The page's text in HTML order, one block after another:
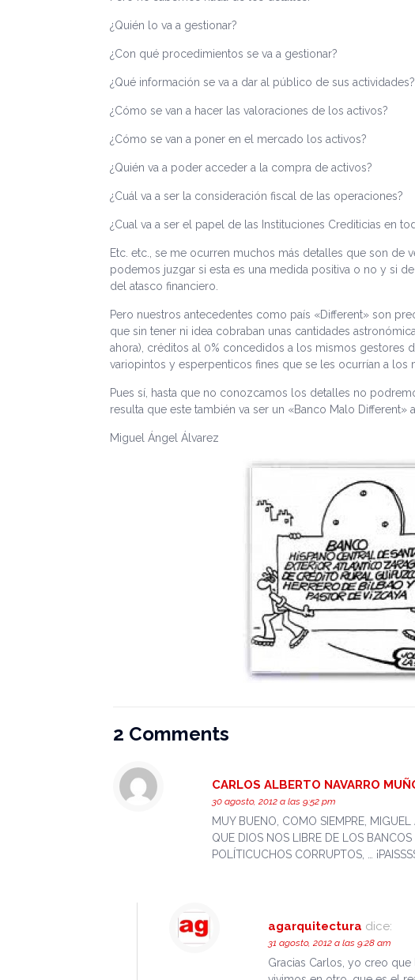
¿Quién lo va a gestionar?
¿Con qué procedimientos se va a gestionar?
¿Qué información se va a dar al público de sus actividades?
¿Cómo se van a hacer las valoraciones de los activos?
¿Cómo se van a poner en el mercado los activos?
¿Quién va a poder acceder a la compra de activos?
¿Cuál va a ser la consideración fiscal de las operaciones?
¿Cual va a ser el papel de las Instituciones Crediticias en
Etc. etc., se me ocurren muchos más detalles que son
podemos juzgar si esta es una medida positiva o no y si
del atasco financiero.
Pero nuestros antecedentes como país «Different» son
que sin tener ni idea cobraban unas cantidades
ahora), créditos al 0% concedidos a los mismos gestores
variopintos y esperpenticos fines que se les ocurrían a los
Pues sí, hasta que no conozcamos los detalles no
resulta que este también va ser un «Banco Malo Different»
Miguel Ángel Álvarez
2 Comments
CARLOS ALBERTO NAVARRO
30 agosto, 2012 a las 9:52 pm
MUY BUENO, COMO SIEMPRE, MIGUEL
QUE DIOS NOS LIBRE DE LOS
POLÍTICUCHOS CORRUPTOS, …
agarquitectura dice:
31 agosto, 2012 a las 9:28 am
Gracias Carlos, yo creo